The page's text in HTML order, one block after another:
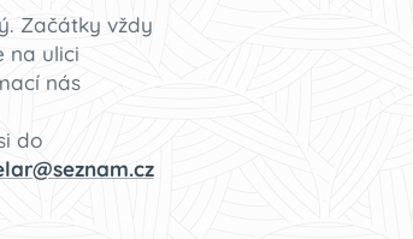
Začátky vždy
na ulici
nás
do